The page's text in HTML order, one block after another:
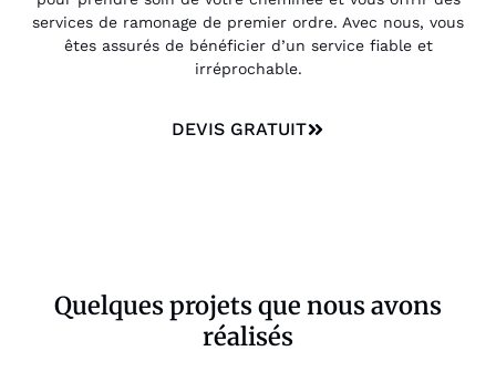
services de ramonage de premier ordre. Avec nous, vous
êtes assurés de bénéficier d’un service fiable et
irréprochable.
DEVIS GRATUIT
Quelques projets que nous avons
réalisés